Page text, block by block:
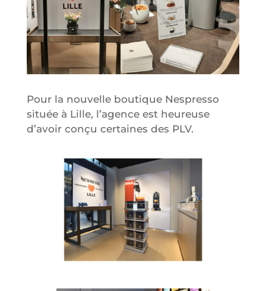
Pour la nouvelle boutique Nespresso
située à Lille, l’agence est heureuse
d’avoir conçu certaines des PLV.